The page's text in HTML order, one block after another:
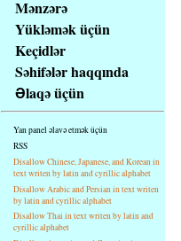
zkratky
tomto
webu
základní
strana
Mənzərə
Yükləmək üçün
Keçidlər
Səhifələr haqqında
Əlaqə üçün
Yan panel əlavə etmək üçün
RSS
Disallow Chinese, Japanese, and Korean in
text writen by latin and cyrillic alphabet
Disallow Arabic and Persian in text writen
by latin and cyrillic alphabet
Disallow Thai in text writen by latin and
cyrillic alphabet